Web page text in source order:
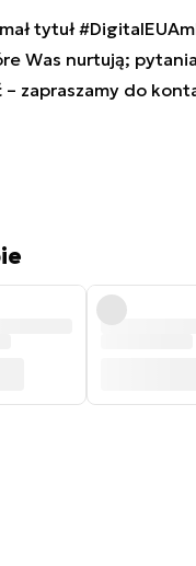
tytuł
Was nurtują;
zapraszamy do